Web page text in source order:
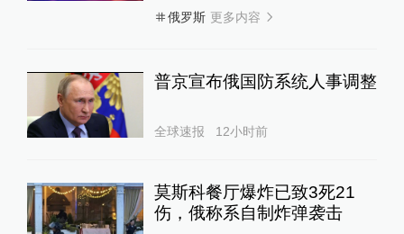
俄罗斯 更多内容
普京宣布俄国防系统人事调整
全球速报 12小时前
莫斯科餐厅爆炸已致3死21
伤，俄称系自制炸弹袭击